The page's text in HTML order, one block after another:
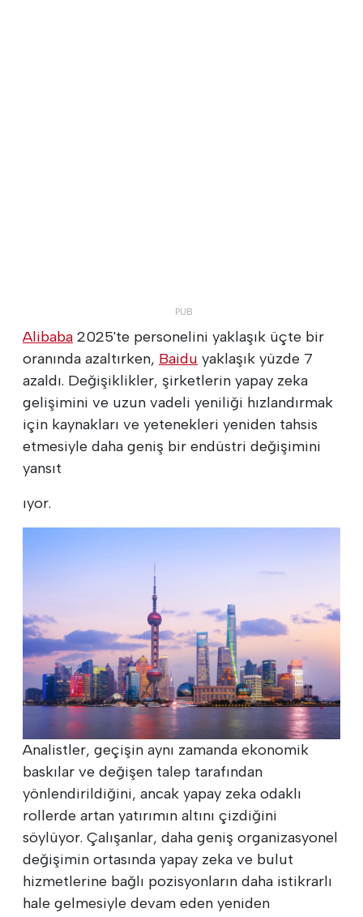
Alibaba 2025'te personelini yaklaşık üçte bir
oranında azaltırken, Baidu yaklaşık yüzde 7
azaldı. Değişiklikler, şirketlerin yapay zeka
gelişimini ve uzun vadeli yeniliği hızlandırmak
için kaynakları ve yetenekleri yeniden tahsis
etmesiyle daha geniş bir endüstri değişimini
yansıt
ıyor.
Analistler, geçişin aynı zamanda ekonomik
baskılar ve değişen talep tarafından
yönlendirildiğini, ancak yapay zeka odaklı
rollerde artan yatırımın altını çizdiğini
söylüyor. Çalışanlar, daha geniş organizasyonel
değişimin ortasında yapay zeka ve bulut
hizmetlerine bağlı pozisyonların daha istikrarlı
hale gelmesiyle devam eden yeniden